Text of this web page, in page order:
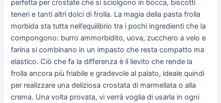
perfetta per crostate che si sciolgono in bocca, biscotti
teneri e tanti altri dolci di frolla. La magia della pasta frolla
morbida sta tutta nell’equilibrio tra i pochi ingredienti che la
compongono: burro ammorbidito, uova, zucchero a velo e
farina si combinano in un impasto che resta compatto ma
elastico. Ciò che fa la differenza è il lievito che rende la
frolla ancora più friabile e gradevole al palato, ideale quindi
per realizzare una deliziosa crostata di marmellata o alla
crema. Una volta provata, vi verrà voglia di usarla in ogni